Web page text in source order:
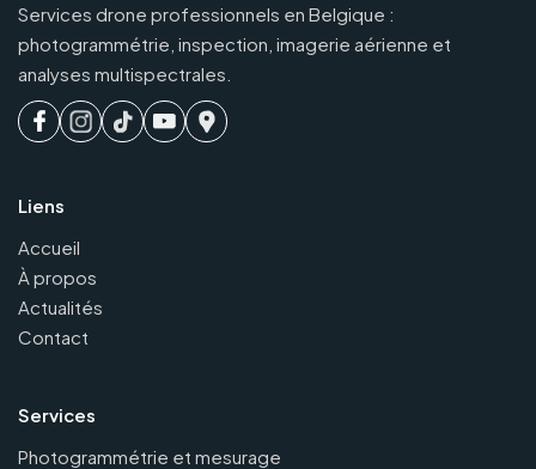
Services drone professionnels en Belgique :
photogrammétrie, inspection, imagerie aérienne et
analyses multispectrales.
Liens
Accueil
À propos
Actualités
Contact
Services
Photogrammétrie et mesurage